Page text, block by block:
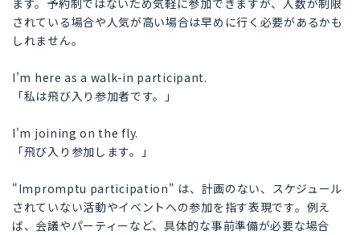
ます。予約制ではないため気軽に参加できますが、人数が制限
されている場合や人気が高い場合は早めに行く必要があるかも
しれません。
I'm here as a walk-in participant.
「私は飛び入り参加者です。」
I'm joining on the fly.
「飛び入り参加します。」
"Impromptu participation" は、計画のない、スケジュール
されていない活動やイベントへの参加を指す表現です。例え
ば、会議やパーティーなど、具体的な事前準備が必要な場合